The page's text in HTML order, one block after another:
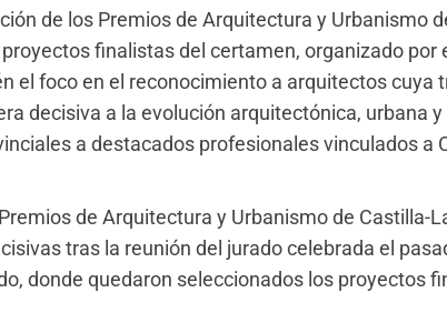
de los Premios de Arquitectura y Urbanismo
finalistas del certamen, organizado por
el foco en el reconocimiento a arquitectos cuya
decisiva a la evolución arquitectónica, urbana
a destacados profesionales vinculados a
de Arquitectura y Urbanismo de Castilla-
tras la reunión del jurado celebrada el
donde quedaron seleccionados los proyectos